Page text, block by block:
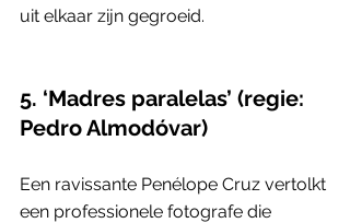
uit elkaar zijn gegroeid.
5. ‘Madres paralelas’ (regie:
Pedro Almodóvar)
Een ravissante Penélope Cruz vertolkt
een professionele fotografe die